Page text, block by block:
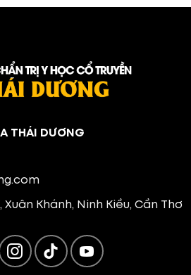
THÁI DƯƠNG
Xuân Khánh, Ninh Kiều, Cần Thơ